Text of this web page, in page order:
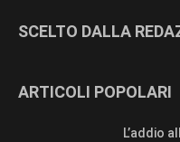
SCELTO DALLA
ARTICOLI POPOLARI
L’addio